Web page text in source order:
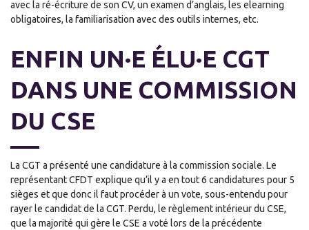
avec la ré-écriture de son CV, un examen d’anglais, les elearning
obligatoires, la familiarisation avec des outils internes, etc.
ENFIN UN·E ÉLU·E CGT
DANS UNE COMMISSION
DU CSE
La CGT a présenté une candidature à la commission sociale. Le
représentant CFDT explique qu’il y a en tout 6 candidatures pour 5
sièges et que donc il faut procéder à un vote, sous-entendu pour
rayer le candidat de la CGT. Perdu, le règlement intérieur du CSE,
que la majorité qui gère le CSE a voté lors de la précédente